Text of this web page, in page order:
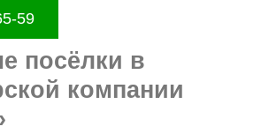
59
посёлки в
компании